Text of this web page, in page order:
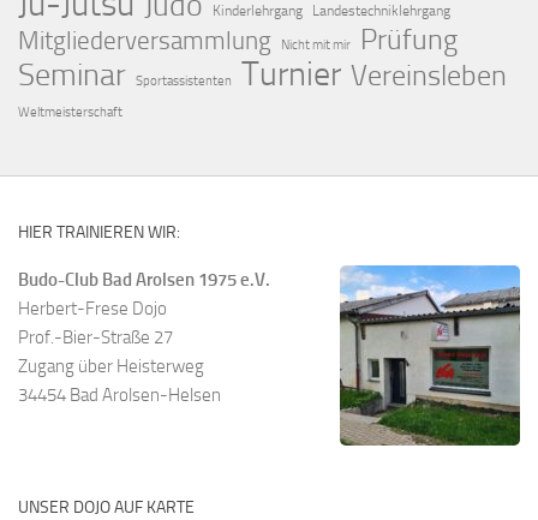
Kinderlehrgang Landestechniklehrgang
Mitgliederversammlung Nicht mit mir Prüfung
Seminar Sportassistenten Turnier Vereinsleben
Weltmeisterschaft
HIER TRAINIEREN WIR:
Budo-Club Bad Arolsen 1975 e.V.
Herbert-Frese Dojo
Prof.-Bier-Straße 27
Zugang über Heisterweg
34454 Bad Arolsen-Helsen
UNSER DOJO AUF KARTE